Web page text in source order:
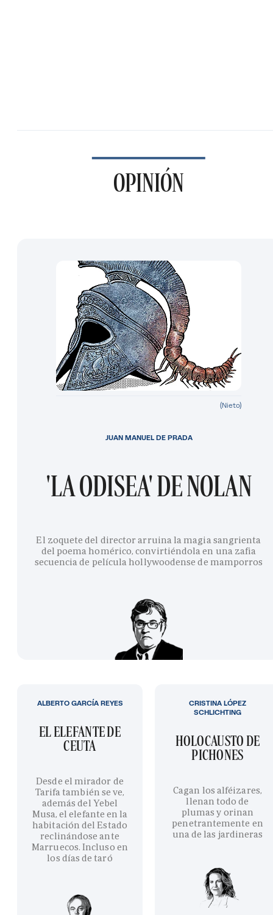
OPINIÓN
(Nieto)
'LA ODISEA' DE NOLAN
El zoquete del director arruina la magia sangrienta
del poema homérico, convirtiéndola en una zafia
secuencia de película hollywoodense de mamporros
JUAN MANUEL DE PRADA
EL ELEFANTE DE
CEUTA
Desde el mirador de
Tarifa también se ve,
además del Yebel
Musa, el elefante en la
habitación del Estado
reclinándose ante
Marruecos. Incluso en
los días de taró
ALBERTO GARCÍA REYES
HOLOCAUSTO DE
PICHONES
Cagan los alféizares,
llenan todo de
plumas y orinan
penetrantemente en
una de las jardineras
CRISTINA LÓPEZ
SCHLICHTING